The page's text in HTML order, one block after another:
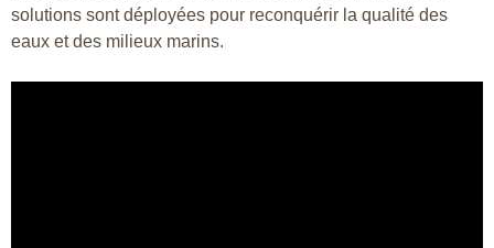
solutions sont déployées pour reconquérir la qualité des
eaux et des milieux marins.